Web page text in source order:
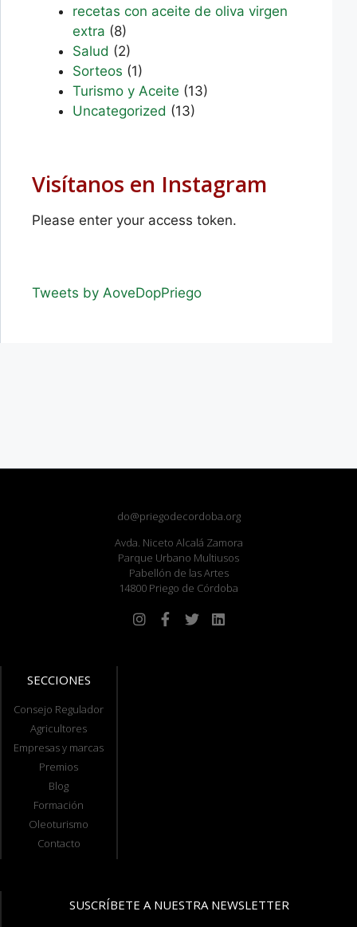
recetas con aceite de oliva virgen
extra (8)
Salud (2)
Sorteos (1)
Turismo y Aceite (13)
Uncategorized (13)
Visítanos en Instagram
Please enter your access token.
Tweets by AoveDopPriego
do@priegodecordoba.org
Avda. Niceto Alcalá Zamora
Parque Urbano Multiusos
Pabellón de las Artes
14800 Priego de Córdoba
SECCIONES
Consejo Regulador
Agricultores
Empresas y marcas
Premios
Blog
Formación
Oleoturismo
Contacto
SUSCRÍBETE A NUESTRA NEWSLETTER